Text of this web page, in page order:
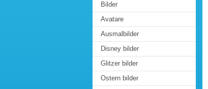
Bilder
Avatare
Ausmalbilder
Disney bilder
Glitzer bilder
Ostern bilder